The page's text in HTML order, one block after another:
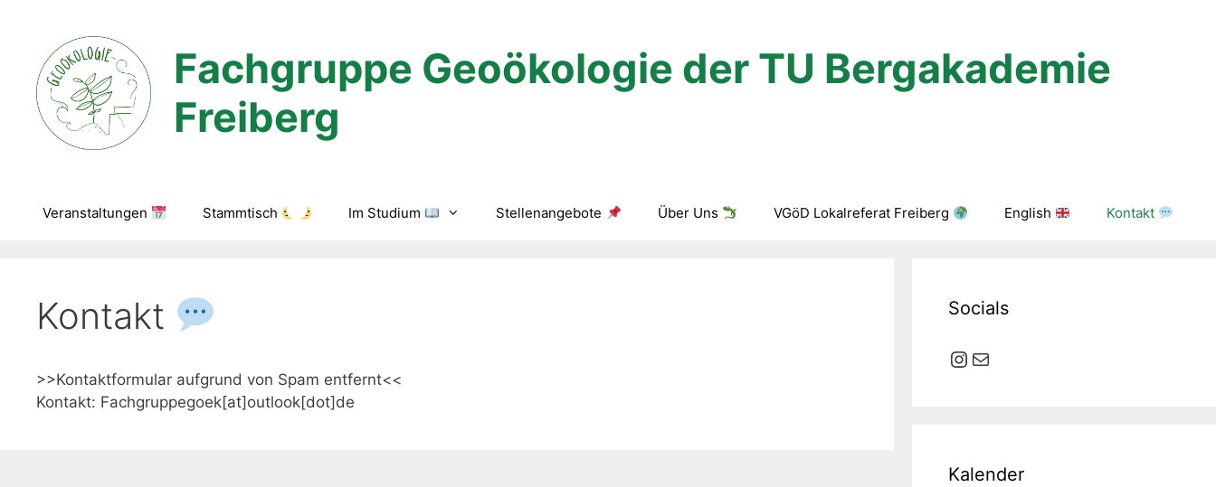
springen
Fachgruppe Geoökologie der TU Bergakademie
Freiberg
Veranstaltungen Stammtisch Im Studium Stellenangebote Über Uns VGöD Lokalreferat Freiberg English Kontakt
Kontakt
>>Kontaktformular aufgrund von Spam entfernt<<
Kontakt: Fachgruppegoek[at]outlook[dot]de
Socials
Instagram
E-Mail
Kalender